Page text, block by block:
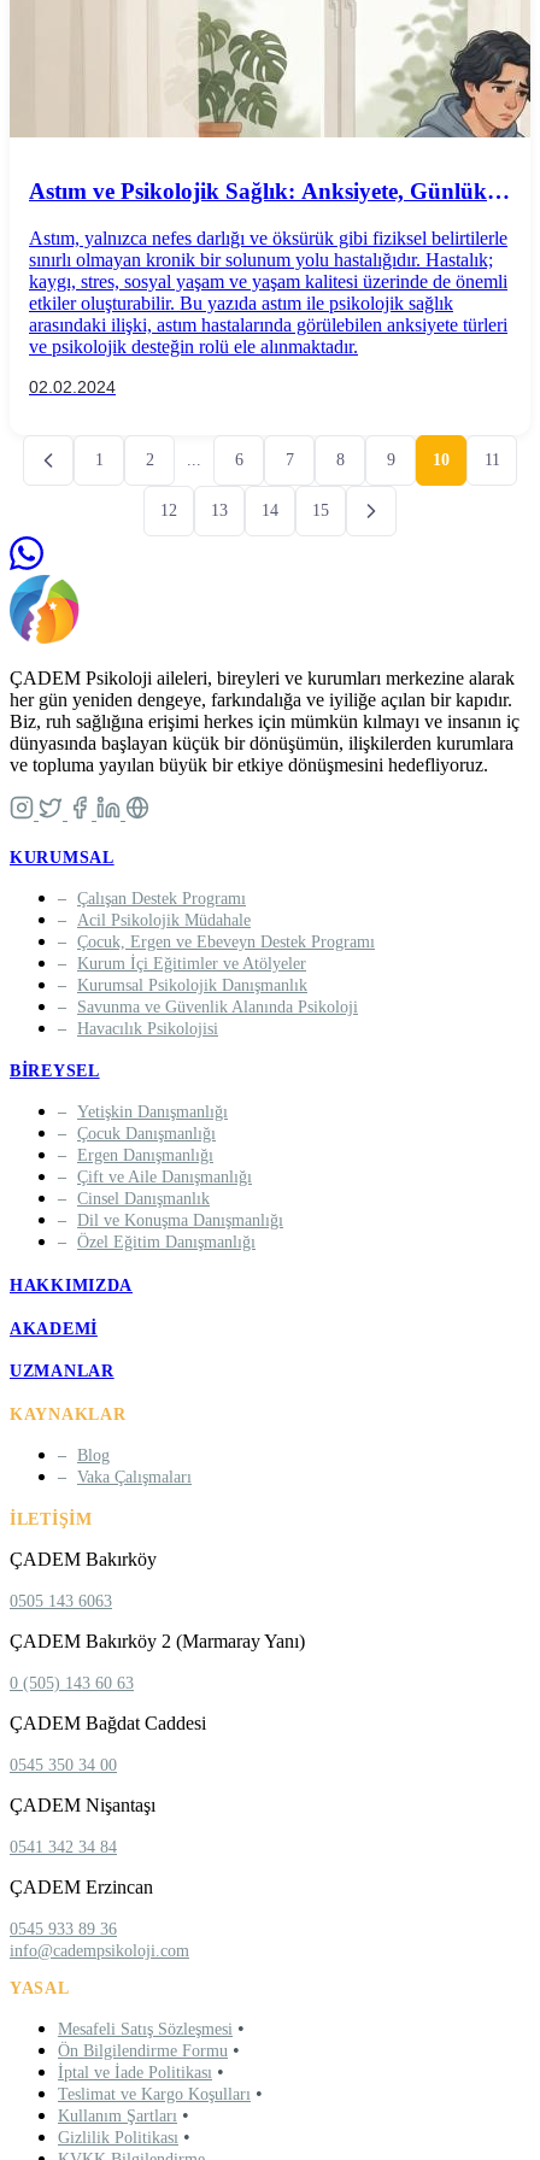
Astım ve Psikolojik Sağlık: Anksiyete, Günlük
Astım, yalnızca nefes darlığı ve öksürük gibi fiziksel belirtilerle
sınırlı olmayan kronik bir solunum yolu hastalığıdır. Hastalık;
kaygı, stres, sosyal yaşam ve yaşam kalitesi üzerinde de önemli
etkiler oluşturabilir. Bu yazıda astım ile psikolojik sağlık
arasındaki ilişki, astım hastalarında görülebilen anksiyete türleri
ve psikolojik desteğin rolü ele alınmaktadır.
02.02.2024
1 2 ... 6 7 8 9 10 11
12 13 14 15
ÇADEM Psikoloji aileleri, bireyleri ve kurumları merkezine alarak
her gün yeniden dengeye, farkındalığa ve iyiliğe açılan bir kapıdır.
Biz, ruh sağlığına erişimi herkes için mümkün kılmayı ve insanın iç
dünyasında başlayan küçük bir dönüşümün, ilişkilerden kurumlara
ve topluma yayılan büyük bir etkiye dönüşmesini hedefliyoruz.
KURUMSAL
Çalışan Destek Programı
Acil Psikolojik Müdahale
Çocuk, Ergen ve Ebeveyn Destek Programı
Kurum İçi Eğitimler ve Atölyeler
Kurumsal Psikolojik Danışmanlık
Savunma ve Güvenlik Alanında Psikoloji
Havacılık Psikolojisi
BIREYSEL
Yetişkin Danışmanlığı
Çocuk Danışmanlığı
Ergen Danışmanlığı
Çift ve Aile Danışmanlığı
Cinsel Danışmanlık
Dil ve Konuşma Danışmanlığı
Özel Eğitim Danışmanlığı
HAKKIMIZDA
AKADEMI
UZMANLAR
KAYNAKLAR
Blog
Vaka Çalışmaları
İLETIŞIM
ÇADEM Bakırköy
0505 143 6063
ÇADEM Bakırköy 2 (Marmaray Yanı)
0 (505) 143 60 63
ÇADEM Bağdat Caddesi
0545 350 34 00
ÇADEM Nişantaşı
0541 342 34 84
ÇADEM Erzincan
0545 933 89 36
info@cadempsikoloji.com
YASAL
Mesafeli Satış Sözleşmesi •
Ön Bilgilendirme Formu •
İptal ve İade Politikası •
Teslimat ve Kargo Koşulları •
Kullanım Şartları •
Gizlilik Politikası •